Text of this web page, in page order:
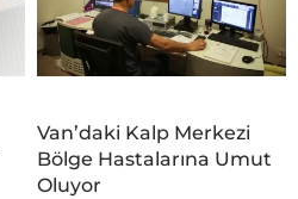
Van’daki Kalp Merkezi
Bölge Hastalarına Umut
Oluyor